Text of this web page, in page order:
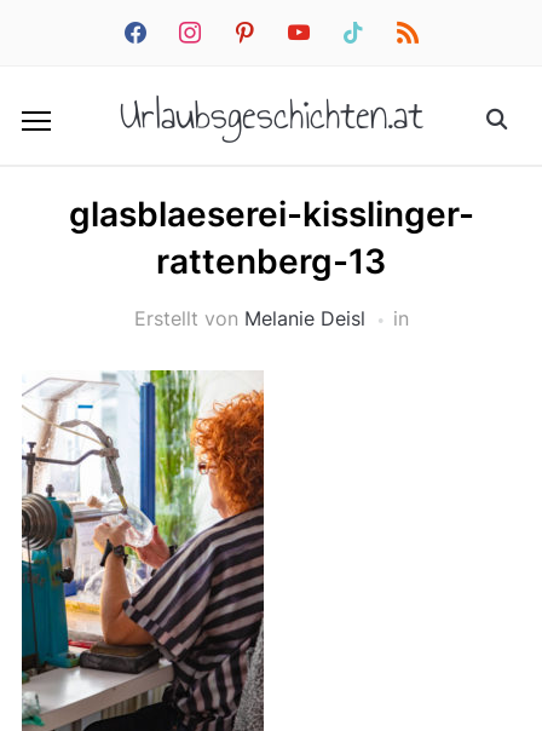
facebookinstagrampinterestyoutube tiktok rss
Urlaubsgeschichten.at
glasblaeserei-kisslinger-
rattenberg-13
Erstellt von Melanie Deisl in